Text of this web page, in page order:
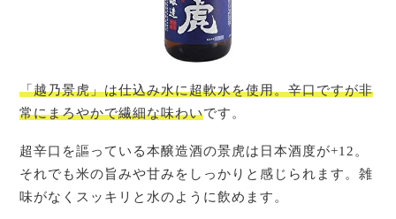
「越乃景虎」は仕込み水に超軟水を使用。辛口ですが非
常にまろやかで繊細な味わいです。
超辛口を謳っている本醸造酒の景虎は日本酒度が+12。
それでも米の旨みや甘みをしっかりと感じられます。雑
味がなくスッキリと水のように飲めます。